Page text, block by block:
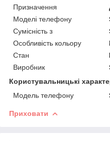
Призначення
Моделі телефону
Сумісність з
Особливість кольору
Стан
Виробник
Користувальницькі
Модель телефону
Приховати